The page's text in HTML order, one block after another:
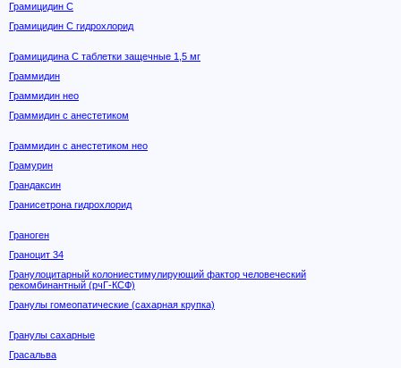
Грамицидин С
Грамицидин С гидрохлорид
Грамицидина С таблетки защечные 1,5 мг
Граммидин
Граммидин нео
Граммидин с анестетиком
Граммидин с анестетиком нео
Грамурин
Грандаксин
Гранисетрона гидрохлорид
Граноген
Граноцит 34
Гранулоцитарный колониестимулирующий фактор человеческий
рекомбинантный (рчГ-КСФ)
Гранулы гомеопатические (сахарная крупка)
Гранулы сахарные
Грасальва